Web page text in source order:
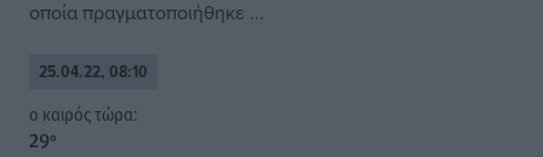
οποία πραγματοποιήθηκε ...
25.04.22, 08:10
o καιρός τώρα:
29°